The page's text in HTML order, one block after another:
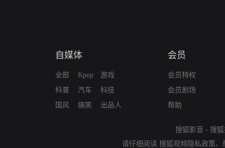
自媒体
全部
科普
国风
Kpop
汽车
搞笑
游戏
科技
出品人
会员
会员特权
会员剧场
帮助
搜狐影音 - 搜
请仔细阅读 搜狐视频隐私政策、